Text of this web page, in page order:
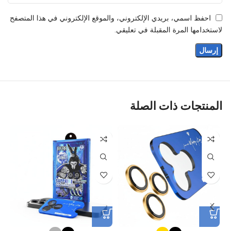
احفظ اسمي، بريدي الإلكتروني، والموقع الإلكتروني في هذا المتصفح
لاستخدامها المرة المقبلة في تعليقي.
المنتجات ذات الصلة